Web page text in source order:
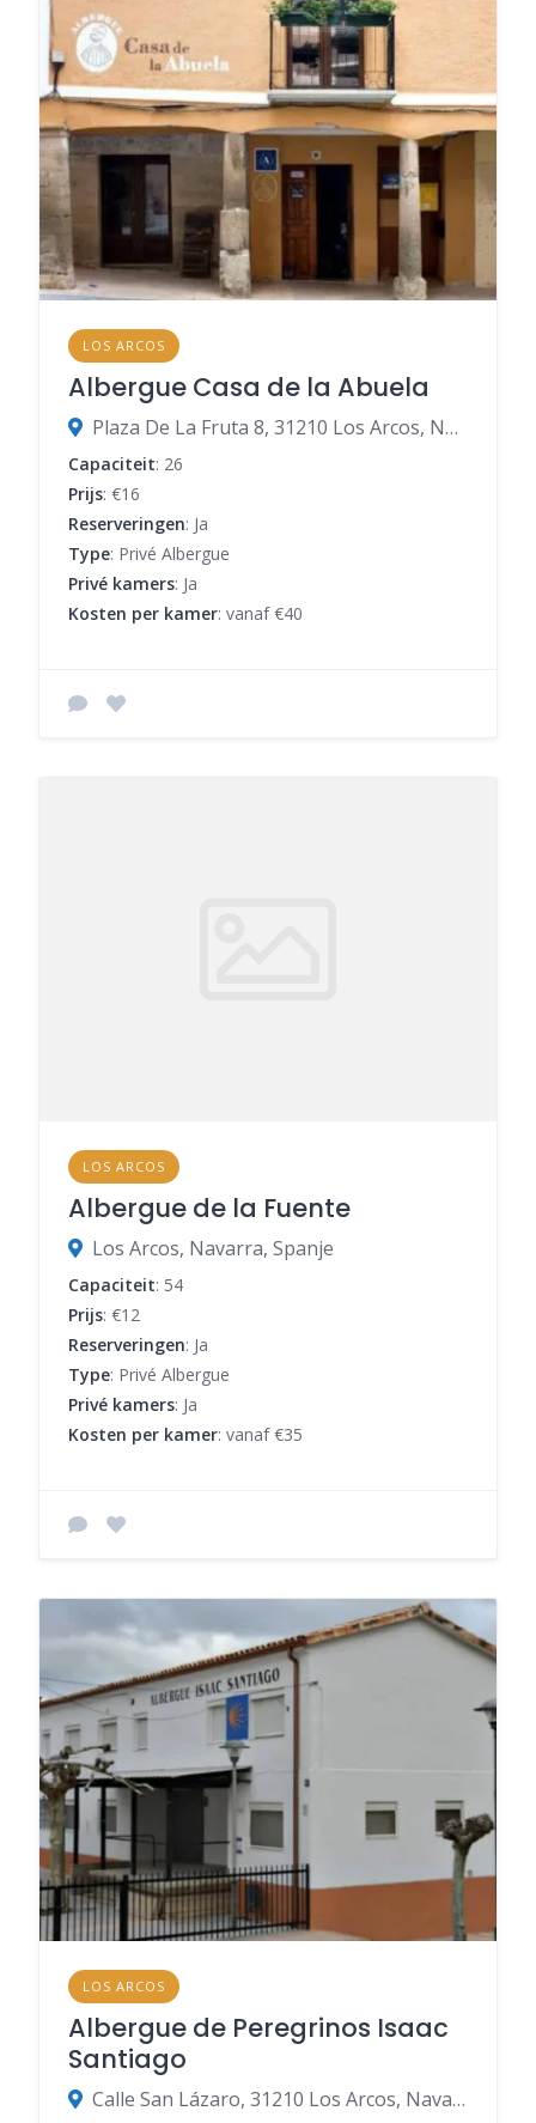
LOS ARCOS
Albergue Casa de la Abuela
Plaza De La Fruta 8, 31210 Los Arcos, Navarra, Spanje
Capaciteit: 26
Prijs: €16
Reserveringen: Ja
Type: Privé Albergue
Privé kamers: Ja
Kosten per kamer: vanaf €40
LOS ARCOS
Albergue de la Fuente
Los Arcos, Navarra, Spanje
Capaciteit: 54
Prijs: €12
Reserveringen: Ja
Type: Privé Albergue
Privé kamers: Ja
Kosten per kamer: vanaf €35
LOS ARCOS
Albergue de Peregrinos Isaac
Santiago
Calle San Lázaro, 31210 Los Arcos, Navarra, Spanje